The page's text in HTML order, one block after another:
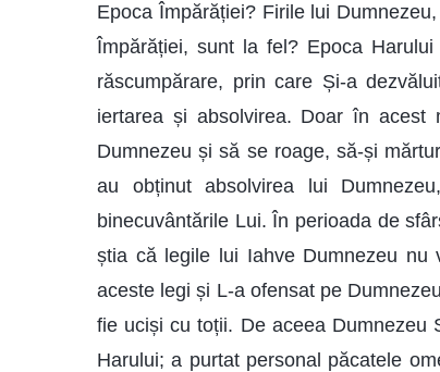
Epoca Împărăției? Firile lui
Împărăției, sunt la fel? Epoca
răscumpărare, prin care Și-a
iertarea și absolvirea. Doar în
Dumnezeu și să se roage, să-și
au obținut absolvirea lui
binecuvântările Lui. În perioada de
știa că legile lui Iahve Dumnezeu
aceste legi și L-a ofensat pe
fie uciși cu toții. De aceea Dumnezeu
Harului; a purtat personal păcatele